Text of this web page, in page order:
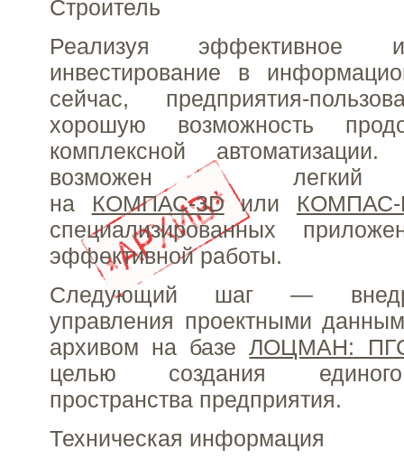
Строитель
Реализуя эффективное
инвестирование в
сейчас, предприятия-
хорошую возможность
комплексной
возможен
на КОМПАС-3Dили КОМПАС-
специализированных
эффективной работы.
Следующий шаг —
управления проектными
архивом на базеЛОЦМАН:
целью создания
пространства предприятия.
Техническая информация